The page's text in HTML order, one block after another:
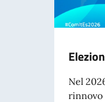
Nel
rinnovo